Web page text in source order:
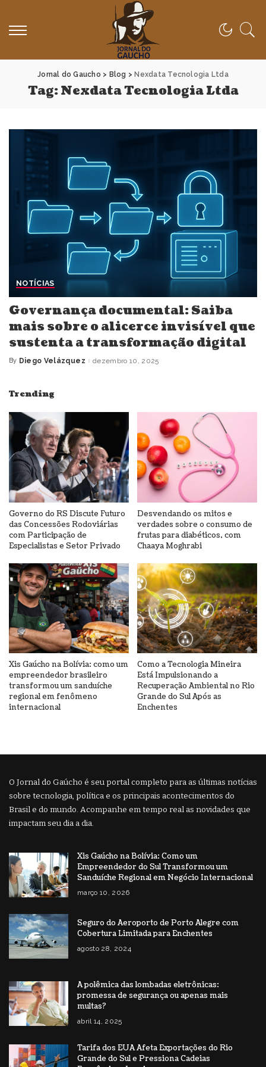
Jornal do Gaucho > Blog > Nexdata Tecnologia Ltda
Tag:Nexdata Tecnologia Ltda
NOTÍCIAS
Governança documental: Saiba
mais sobre o alicerce invisível que
sustenta a transformação digital
Posted
By Diego Velázquez dezembro 10, 2025
Trending
Governo do RS Discute Futuro
das Concessões Rodoviárias
com Participação de
Especialistas e Setor Privado
Desvendando os mitos e
verdades sobre o consumo de
frutas para diabéticos, com
Chaaya Moghrabi
Xis Gaúcho na Bolívia: como um
empreendedor brasileiro
transformou um sanduíche
regional em fenômeno
internacional
Como a Tecnologia Mineira
Está Impulsionando a
Recuperação Ambiental no Rio
Grande do Sul Após as
Enchentes
O Jornal do Gaúcho é seu portal completo para as últimas notícias
sobre tecnologia, política e os principais acontecimentos do
Brasil e do mundo. Acompanhe em tempo real as novidades que
impactam seu dia a dia.
Xis Gaúcho na Bolívia: Como um
Empreendedor do Sul Transformou um
Sanduíche Regional em Negócio Internacional
março 10, 2026
Seguro do Aeroporto de Porto Alegre com
Cobertura Limitada para Enchentes
agosto 28, 2024
A polêmica das lombadas eletrônicas:
promessa de segurança ou apenas mais
multas?
abril 14, 2025
Tarifa dos EUA Afeta Exportações do Rio
Grande do Sul e Pressiona Cadeias